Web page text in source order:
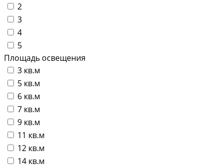
2
3
4
5
Площадь освещения
3 кв.м
5 кв.м
6 кв.м
7 кв.м
9 кв.м
11 кв.м
12 кв.м
14 кв.м